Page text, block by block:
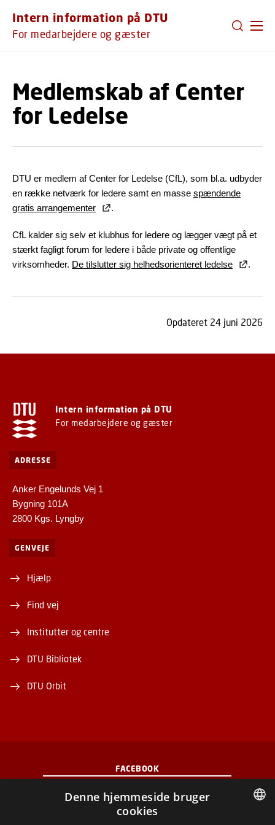
Intern information på DTU
For medarbejdere og gæster
Medlemskab af Center
for Ledelse
DTU er medlem af Center for Ledelse (CfL), som bl.a. udbyder
en række netværk for ledere samt en masse spændende
gratis arrangementer
.
CfL kalder sig selv et klubhus for ledere og lægger vægt på et
stærkt fagligt forum for ledere i både private og offentlige
virksomheder. De tilslutter sig helhedsorienteret ledelse .
Opdateret 24 juni 2026
Intern information på DTU
For medarbejdere og gæster
ADRESSE
Anker Engelunds Vej 1
Bygning 101A
2800 Kgs. Lyngby
GENVEJE
Hjælp
Find vej
Institutter og centre
DTU Bibliotek
DTU Orbit
FACEBOOK
INSTAGRAM
Denne hjemmeside bruger
cookies